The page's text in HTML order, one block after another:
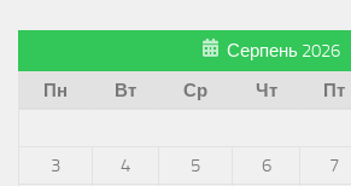
Серпень 2026
Пн
Вт Ср Чт Пт
3
4 5 6 7